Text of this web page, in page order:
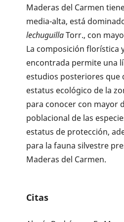
Maderas del Carmen
media-alta, está
lechuguillaTorr., con
La composición florística
encontrada permite una
estudios posteriores que
estatus ecológico de la
para conocer con mayor
poblacional de las
estatus de protección,
para la fauna silvestre
Maderas del Carmen.
Citas